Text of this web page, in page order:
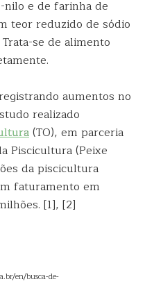
nilo e de farinha de
teor reduzido de sódio
se de alimento
aumentos no
realizado
(TO), em parceria
Piscicultura (Peixe
da piscicultura
faturamento em
[1], [2]
en/busca-de-